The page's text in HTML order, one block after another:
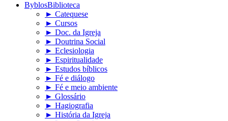
ByblosBiblioteca
► Catequese
► Cursos
► Doc. da Igreja
► Doutrina Social
► Eclesiologia
► Espiritualidade
► Estudos bíblicos
► Fé e diálogo
► Fé e meio ambiente
► Glossário
► Hagiografia
► História da Igreja